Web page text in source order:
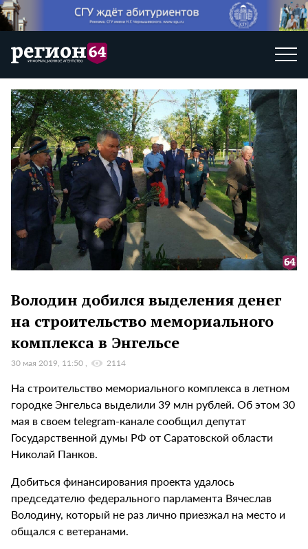
Володин добился выделения денег
на строительство мемориального
комплекса в Энгельсе
30 мая 2019, 11:50 2114
На строительство мемориального комплекса в летном
городке Энгельса выделили 39 млн рублей. Об этом 30
мая в своем telegram-канале сообщил депутат
Государственной думы РФ от Саратовской области
Николай Панков.
Добиться финансирования проекта удалось
председателю федерального парламента Вячеслав
Володину, который не раз лично приезжал на место и
общался с ветеранами.